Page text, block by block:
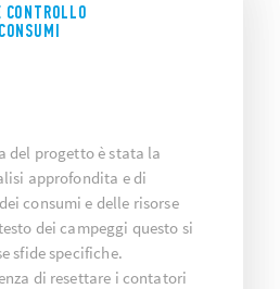
del progetto è stata la
approfondita e di
consumi e delle risorse
dei campeggi questo si
sfide specifiche.
di resettare i contatori